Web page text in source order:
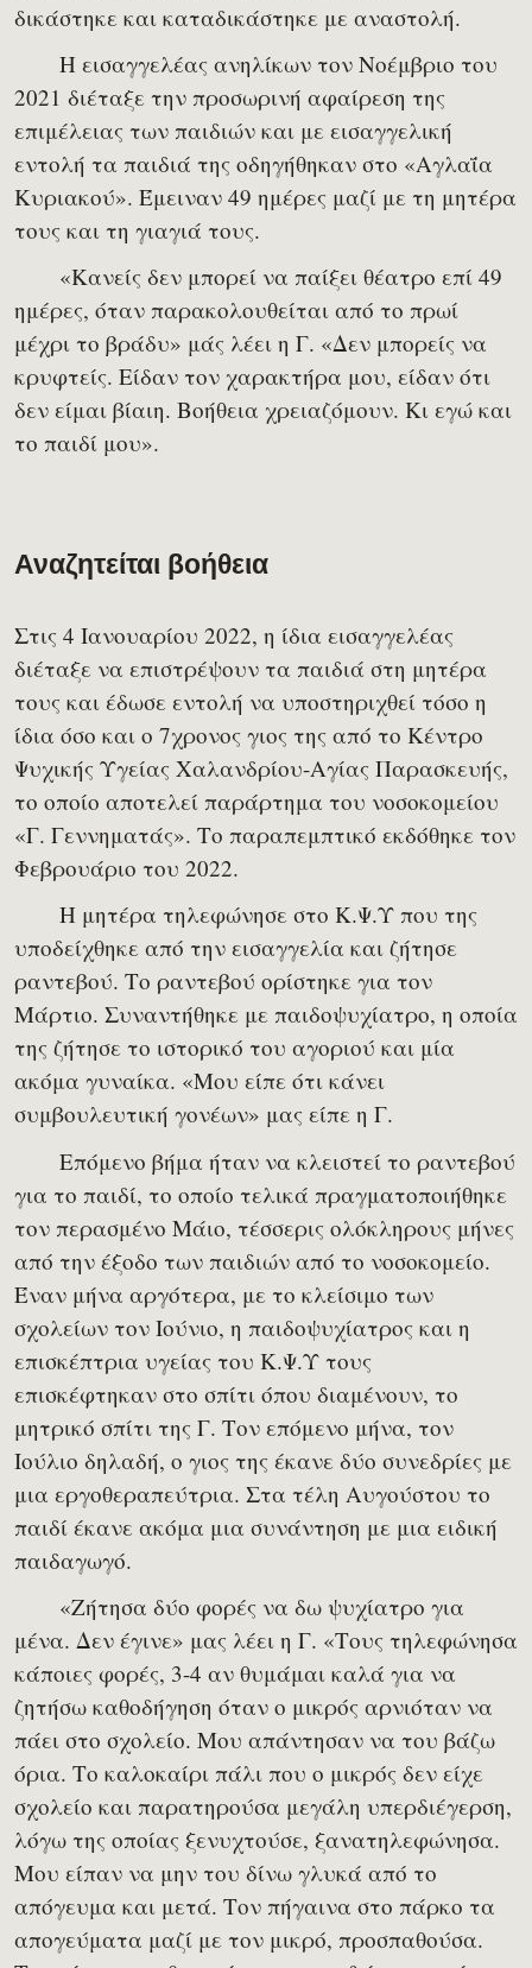
δικάστηκε και καταδικάστηκε με αναστολή.
Η εισαγγελέας ανηλίκων τον Νοέμβριο του
2021 διέταξε την προσωρινή αφαίρεση της
επιμέλειας των παιδιών και με εισαγγελική
εντολή τα παιδιά της οδηγήθηκαν στο «Αγλαΐα
Κυριακού». Έμειναν 49 ημέρες μαζί με τη μητέρα
τους και τη γιαγιά τους.
«Κανείς δεν μπορεί να παίξει θέατρο επί 49
ημέρες, όταν παρακολουθείται από το πρωί
μέχρι το βράδυ» μάς λέει η Γ. «Δεν μπορείς να
κρυφτείς. Είδαν τον χαρακτήρα μου, είδαν ότι
δεν είμαι βίαιη. Βοήθεια χρειαζόμουν. Κι εγώ και
το παιδί μου».
Αναζητείται βοήθεια
Στις 4 Ιανουαρίου 2022, η ίδια εισαγγελέας
διέταξε να επιστρέψουν τα παιδιά στη μητέρα
τους και έδωσε εντολή να υποστηριχθεί τόσο η
ίδια όσο και ο 7χρονος γιος της από το Κέντρο
Ψυχικής Υγείας Χαλανδρίου-Αγίας Παρασκευής,
το οποίο αποτελεί παράρτημα του νοσοκομείου
«Γ. Γεννηματάς». Το παραπεμπτικό εκδόθηκε τον
Φεβρουάριο του 2022.
Η μητέρα τηλεφώνησε στο Κ.Ψ.Υ που της
υποδείχθηκε από την εισαγγελία και ζήτησε
ραντεβού. Το ραντεβού ορίστηκε για τον
Μάρτιο. Συναντήθηκε με παιδοψυχίατρο, η οποία
της ζήτησε το ιστορικό του αγοριού και μία
ακόμα γυναίκα. «Μου είπε ότι κάνει
συμβουλευτική γονέων» μας είπε η Γ.
Επόμενο βήμα ήταν να κλειστεί το ραντεβού
για το παιδί, το οποίο τελικά πραγματοποιήθηκε
τον περασμένο Μάιο, τέσσερις ολόκληρους μήνες
από την έξοδο των παιδιών από το νοσοκομείο.
Έναν μήνα αργότερα, με το κλείσιμο των
σχολείων τον Ιούνιο, η παιδοψυχίατρος και η
επισκέπτρια υγείας του Κ.Ψ.Υ τους
επισκέφτηκαν στο σπίτι όπου διαμένουν, το
μητρικό σπίτι της Γ. Τον επόμενο μήνα, τον
Ιούλιο δηλαδή, ο γιος της έκανε δύο συνεδρίες με
μια εργοθεραπεύτρια. Στα τέλη Αυγούστου το
παιδί έκανε ακόμα μια συνάντηση με μια ειδική
παιδαγωγό.
«Ζήτησα δύο φορές να δω ψυχίατρο για
μένα. Δεν έγινε» μας λέει η Γ. «Τους τηλεφώνησα
κάποιες φορές, 3-4 αν θυμάμαι καλά για να
ζητήσω καθοδήγηση όταν ο μικρός αρνιόταν να
πάει στο σχολείο. Μου απάντησαν να του βάζω
όρια. Το καλοκαίρι πάλι που ο μικρός δεν είχε
σχολείο και παρατηρούσα μεγάλη υπερδιέγερση,
λόγω της οποίας ξενυχτούσε, ξανατηλεφώνησα.
Μου είπαν να μην του δίνω γλυκά από το
απόγευμα και μετά. Τον πήγαινα στο πάρκο τα
απογεύματα μαζί με τον μικρό, προσπαθούσα.